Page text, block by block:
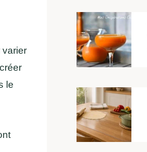
varier
le